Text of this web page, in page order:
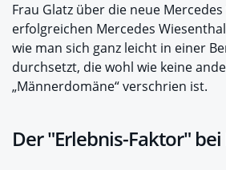
Frau Glatz über die neue
erfolgreichen Mercedes
wie man sich ganz leicht in einer
durchsetzt, die wohl wie keine
„Männerdomäne“ verschrien ist.
Der "Erlebnis-Faktor"